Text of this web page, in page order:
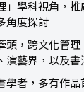
」學科視角，推
角度探討
頭，跨文化管理
演藝界，以及書
學者，多有作品